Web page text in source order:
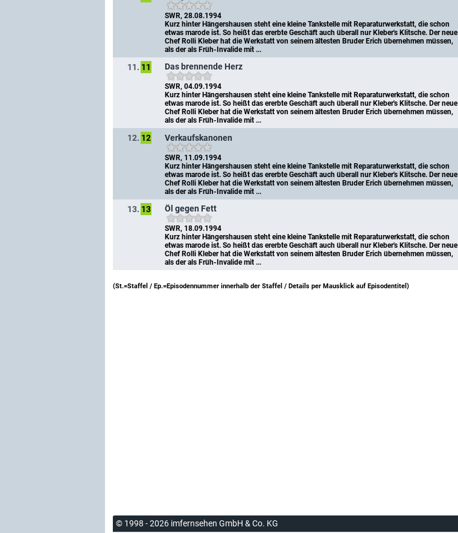
SWR, 28.08.1994
Kurz hinter Hängershausen steht eine kleine Tankstelle mit Reparaturwerkstatt, die schon
etwas marode ist. So heißt das ererbte Geschäft auch überall nur Kleber's Klitsche. Der neue
Chef Rolli Kleber hat die Werkstatt von seinem ältesten Bruder Erich übernehmen müssen,
als der als Früh-Invalide mit ...
11. 11 Das brennende Herz
SWR, 04.09.1994
Kurz hinter Hängershausen steht eine kleine Tankstelle mit Reparaturwerkstatt, die schon
etwas marode ist. So heißt das ererbte Geschäft auch überall nur Kleber's Klitsche. Der neue
Chef Rolli Kleber hat die Werkstatt von seinem ältesten Bruder Erich übernehmen müssen,
als der als Früh-Invalide mit ...
12. 12 Verkaufskanonen
SWR, 11.09.1994
Kurz hinter Hängershausen steht eine kleine Tankstelle mit Reparaturwerkstatt, die schon
etwas marode ist. So heißt das ererbte Geschäft auch überall nur Kleber's Klitsche. Der neue
Chef Rolli Kleber hat die Werkstatt von seinem ältesten Bruder Erich übernehmen müssen,
als der als Früh-Invalide mit ...
13. 13 Öl gegen Fett
SWR, 18.09.1994
Kurz hinter Hängershausen steht eine kleine Tankstelle mit Reparaturwerkstatt, die schon
etwas marode ist. So heißt das ererbte Geschäft auch überall nur Kleber's Klitsche. Der neue
Chef Rolli Kleber hat die Werkstatt von seinem ältesten Bruder Erich übernehmen müssen,
als der als Früh-Invalide mit ...
(St.=Staffel / Ep.=Episodennummer innerhalb der Staffel / Details per Mausklick auf Episodentitel )
© 1998 - 2026 imfernsehen GmbH & Co. KG